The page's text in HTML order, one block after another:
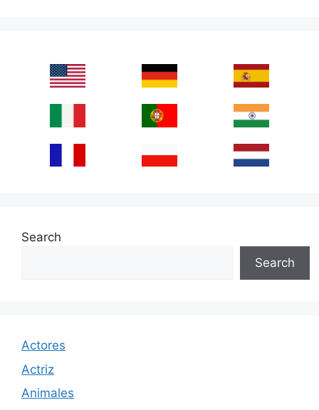
Search
Search
Actores
Actriz
Animales